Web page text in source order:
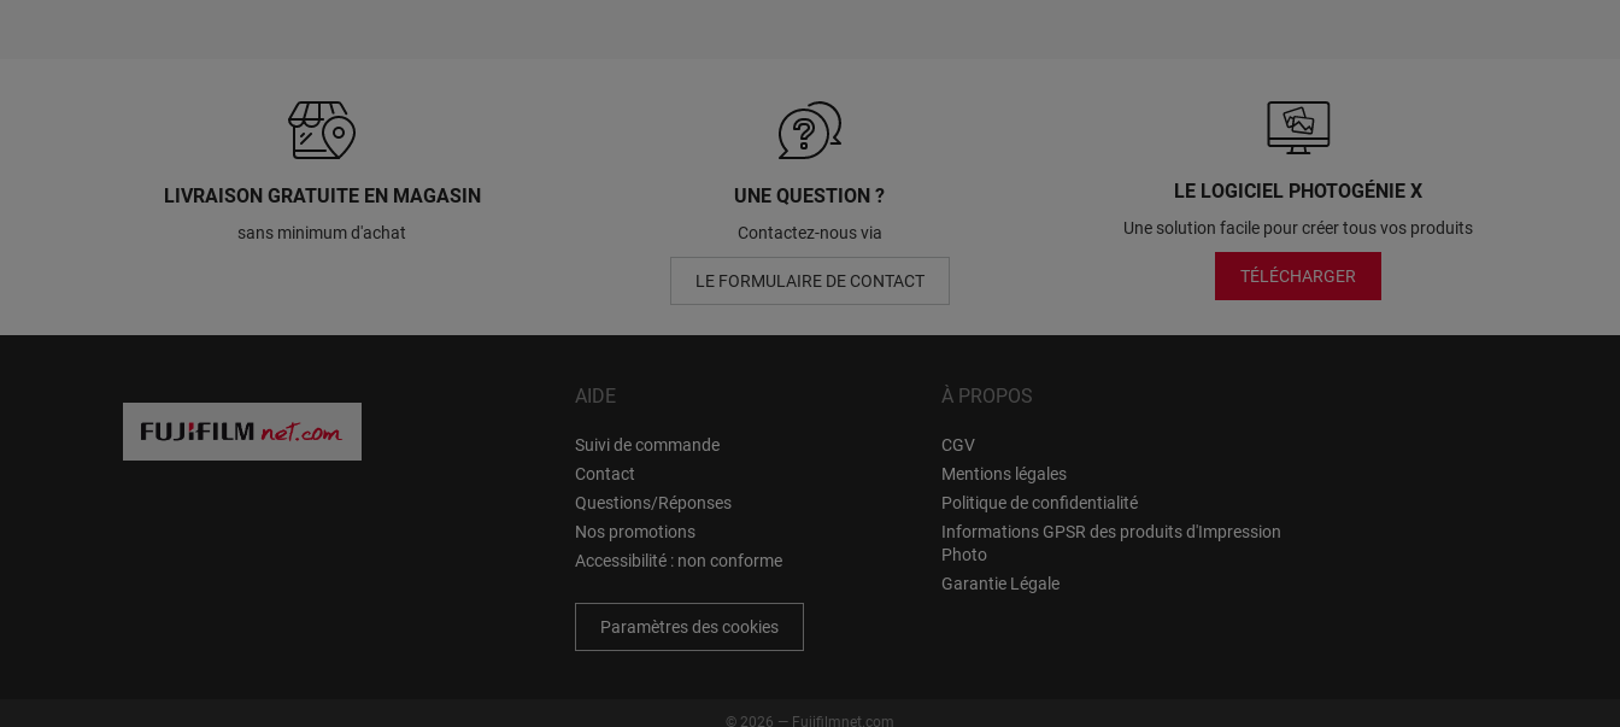
LIVRAISON GRATUITE EN MAGASIN
sans minimum d'achat
UNE QUESTION ?
Contactez-nous via
LE FORMULAIRE DE CONTACT
LE LOGICIEL PHOTOGÉNIE X
Une solution facile pour créer tous vos produits
TÉLÉCHARGER
AIDE
Suivi de commande
Contact
Questions/Réponses
Nos promotions
Accessibilité : non conforme
Paramètres des cookies
À PROPOS
CGV
Mentions légales
Politique de confidentialité
Informations GPSR des produits d'Impression
Photo
Garantie Légale
© 2026 — Fujifilmnet.com